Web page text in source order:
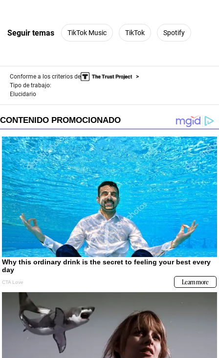
Seguir temas TikTok Music TikTok Spotify
Conforme a los criterios de
Tipo de trabajo:
Elucidario